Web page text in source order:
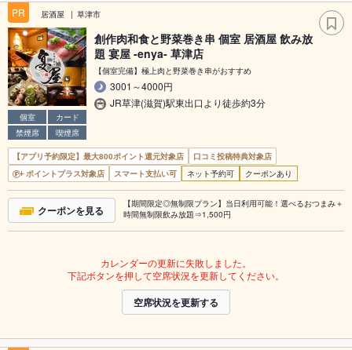
PR
居酒屋 草津市
個室
カード
禁煙席
喫煙席
創作肉和食と野菜巻き串 個室 居酒屋 飲み放
題 宴屋 -enya- 草津店
【個室完備】極上肉と野菜巻き串がおすすめ
3001～4000円
JR草津(滋賀)駅東出口より徒歩約3分
【アプリ予約限定】最大800ポイント還元対象店
口コミ投稿特典対象店
ポイントプラス対象店
スマート支払い可 ネット予約可 クーポンあり
クーポンを見る
【期間限定◎無制限プラン】当日利用可能！選べるおつまみ＋
時間無制限飲み放題⇒1,500円
カレンダーの更新に失敗しました。
下記ボタンを押して空席状況を更新してください。
空席状況を更新する